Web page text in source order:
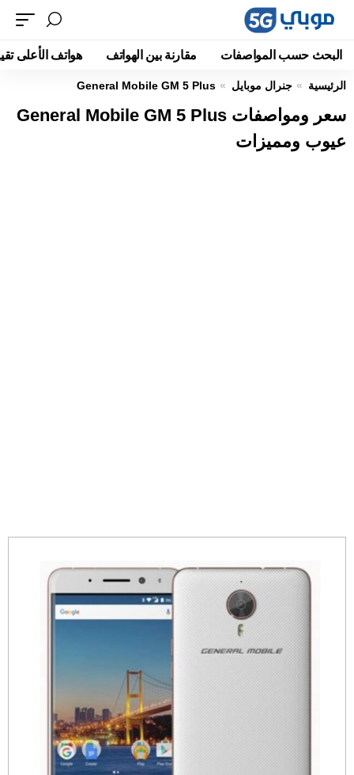
البحث حسب المواصفات مقارنة بين الهواتف هواتف الأعلى
الرئيسية جنرال موبايل General Mobile GM 5 Plus
سعر ومواصفات General Mobile GM 5 Plus
عيوب ومميزات